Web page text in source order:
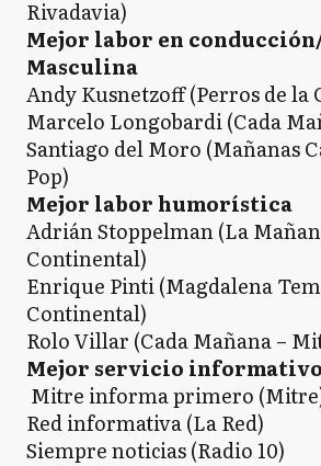
Rivadavia)
Mejor labor en
Masculina
Andy Kusnetzoff (Perros de la
Marcelo Longobardi (Cada
Santiago del Moro (Mañanas
Pop)
Mejor labor humorística
Adrián Stoppelman (La
Continental)
Enrique Pinti (Magdalena
Continental)
Rolo Villar (Cada Mañana –
Mejor servicio informativo
Mitre informa primero
Red informativa (La Red)
Siempre noticias (Radio 10)